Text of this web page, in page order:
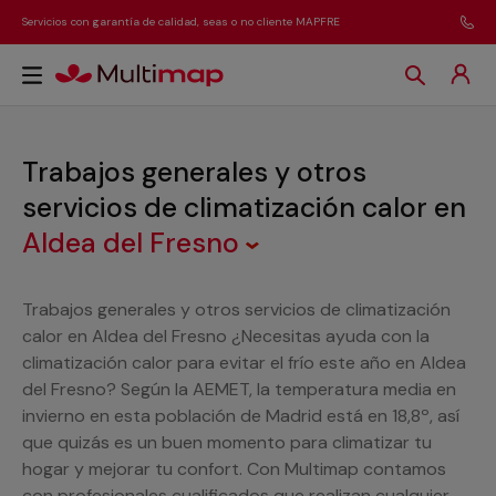
Servicios con garantía de calidad, seas o no cliente MAPFRE
Trabajos generales y otros
servicios de climatización calor en
Aldea del Fresno
Trabajos generales y otros servicios de climatización
calor en Aldea del Fresno ¿Necesitas ayuda con la
climatización calor para evitar el frío este año en Aldea
del Fresno? Según la AEMET, la temperatura media en
invierno en esta población de Madrid está en 18,8º, así
que quizás es un buen momento para climatizar tu
hogar y mejorar tu confort. Con Multimap contamos